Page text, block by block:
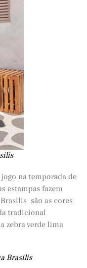
na temporada de
estampas fazem
Brasilis são as cores
tradicional
zebra verde lima
Brasilis